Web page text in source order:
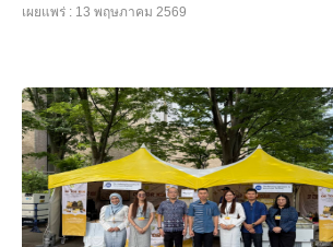
เผยแพร่ : 13 พฤษภาคม 2569